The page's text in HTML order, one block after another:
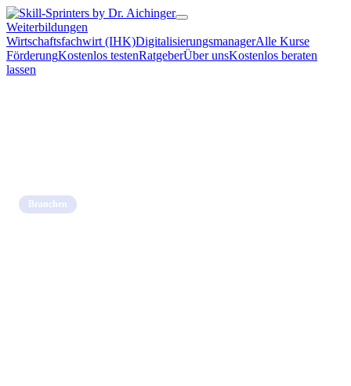
Weiterbildungen
Wirtschaftsfachwirt (IHK)DigitalisierungsmanagerAlle Kurse
FörderungKostenlos testenRatgeberÜber unsKostenlos beraten
lassen
Branchen